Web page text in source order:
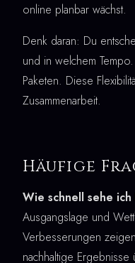
online planbar wächst.
Denk daran: Du
und in welchem
Paketen. Diese
Zusammenarbeit.
Häufige
Wie schnell sehe ich
Ausgangslage und
Verbesserungen
nachhaltige